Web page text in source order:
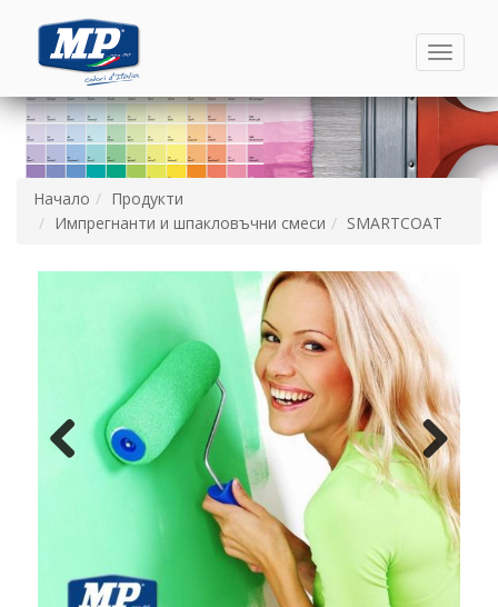
Toggle
Начало
Продукти
Импрегнанти и шпакловъчни смеси
SMARTCOAT
Напред